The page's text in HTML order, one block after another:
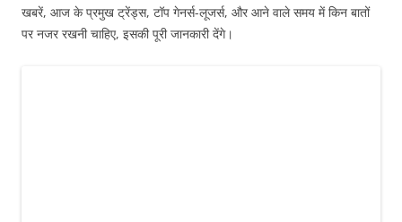
खबरें, आज के प्रमुख ट्रेंड्स, टॉप गेनर्स-लूजर्स, और आने वाले समय में किन बातों
पर नजर रखनी चाहिए, इसकी पूरी जानकारी देंगे।